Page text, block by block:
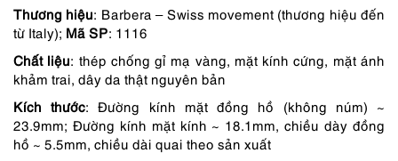
gốc
là:
2,190,000 ₫.
hiện
tại
là:
1,971,000 ₫.
Thương hiệu: Barbera – Swiss movement (thương hiệu đến
từ Italy); Mã SP: 1116
Chất liệu: thép chống gỉ mạ vàng, mặt kính cứng, mặt ánh
khảm trai, dây da thật nguyên bản
Kích thước: Đường kính mặt đồng hồ (không núm) ~
23.9mm; Đường kính mặt kính ~ 18.1mm, chiều dày đồng
hồ ~ 5.5mm, chiều dài quai theo sản xuất